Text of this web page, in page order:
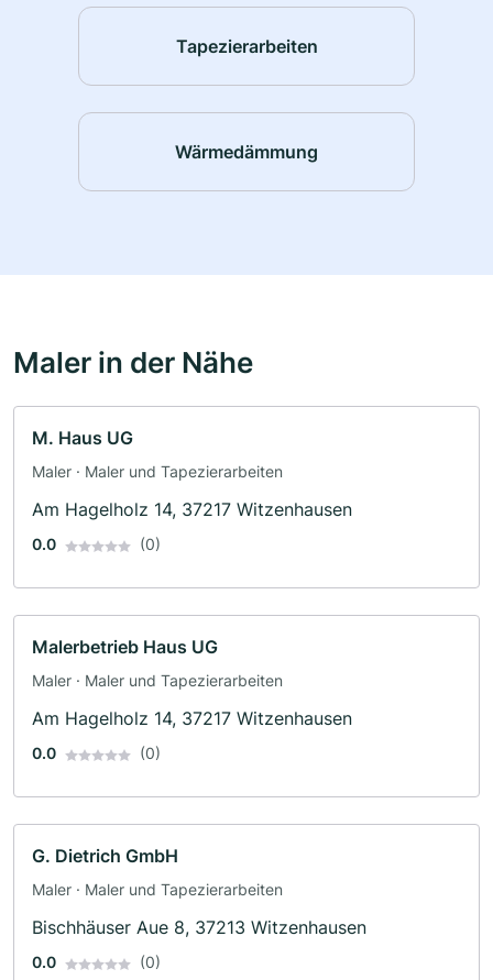
Tapezierarbeiten
Wärmedämmung
Maler in der Nähe
M. Haus UG
Maler · Maler und Tapezierarbeiten
Am Hagelholz 14, 37217 Witzenhausen
0.0 (0)
Malerbetrieb Haus UG
Maler · Maler und Tapezierarbeiten
Am Hagelholz 14, 37217 Witzenhausen
0.0 (0)
G. Dietrich GmbH
Maler · Maler und Tapezierarbeiten
Bischhäuser Aue 8, 37213 Witzenhausen
0.0 (0)